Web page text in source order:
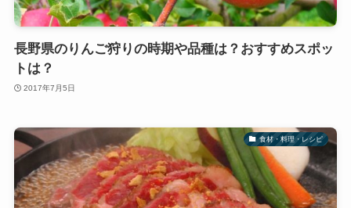
長野県のりんご狩りの時期や品種は？おすすめスポッ
トは？
2017年7月5日
食材・料理・レシピ